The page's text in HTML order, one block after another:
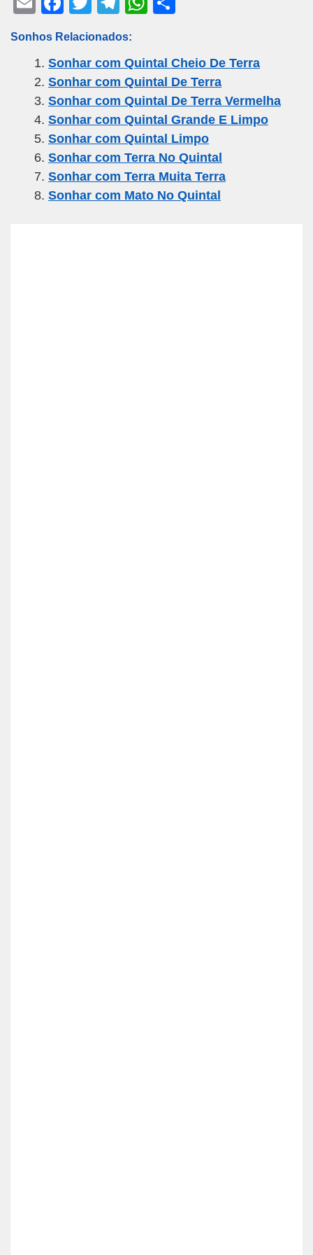
ail
a
c
e
b
o
o
k
tt
er
e
gr
a
m
s
A
p
p
e
Sonhos Relacionados:
Sonhar com Quintal Cheio De Terra
Sonhar com Quintal De Terra
Sonhar com Quintal De Terra Vermelha
Sonhar com Quintal Grande E Limpo
Sonhar com Quintal Limpo
Sonhar com Terra No Quintal
Sonhar com Terra Muita Terra
Sonhar com Mato No Quintal